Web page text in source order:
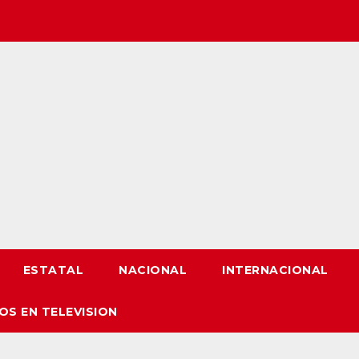
ESTATAL NACIONAL INTERNACIONAL
EN TELEVISION